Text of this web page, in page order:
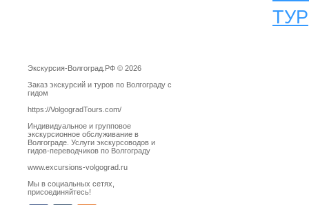
ТУР
Экскурсия-Волгоград.РФ © 2026
Заказ экскурсий и туров по Волгограду с
гидом
https://VolgogradTours.com/
Индивидуальное и групповое
экскурсионное обслуживание в
Волгограде. Услуги экскурсоводов и
гидов-переводчиков по Волгограду
www.excursions-volgograd.ru
Мы в социальных сетях,
присоединяйтесь!